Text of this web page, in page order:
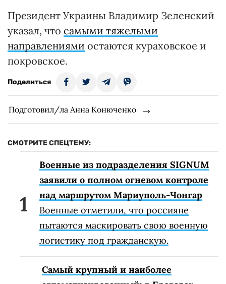
Президент Украины Владимир Зеленский
указал, что самыми тяжелыми
направлениями остаются кураховское и
покровское.
Поделиться
Подготовил/ла Анна Конюченко
СМОТРИТЕ СПЕЦТЕМУ:
Военные из подразделения SIGNUM
заявили о полном огневом контроле
над маршрутом Мариуполь-Чонгар
Военные отметили, что россияне
пытаются маскировать свою военную
логистику под гражданскую.
Самый крупный и наиболее